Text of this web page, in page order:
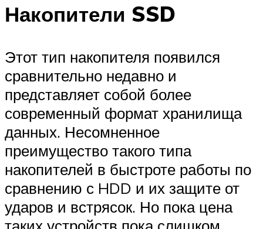
Накопители SSD
Этот тип накопителя появился
сравнительно недавно и
представляет собой более
современный формат хранилища
данных. Несомненное
преимущество такого типа
накопителей в быстроте работы по
сравнению с HDD и их защите от
ударов и встрясок. Но пока цена